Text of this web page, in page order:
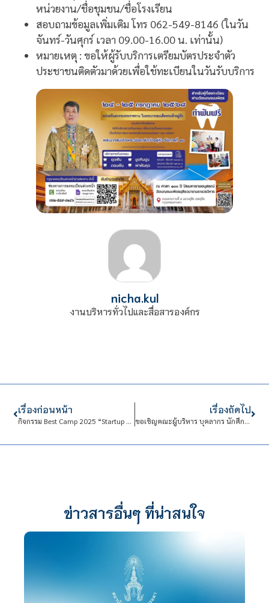
หน่วยงาน/ชื่อชุมชน/ชื่อโรงเรียน
สอบถามข้อมูลเพิ่มเติม โทร 062-549-8146 (ในวัน
จันทร์-วันศุกร์ เวลา 09.00-16.00 น. เท่านั้น)
หมายเหตุ : ขอให้ผู้รับบริการเตรียมบัตรประจำตัว
ประชาชนติดตัวมาด้วยเพื่อใช้ทะเบียนในวันรับบริการ
nicha.kul
งานบริหารทั่วไปและสื่อสารองค์กร
เรื่องก่อนหน้า
กิจกรรม Best Camp 2025 “Startup Kitchen War สงครามครัวด่วน” ค่ายที่ทั้ง มันส์จริง คิดจริง ขายจริง! สมัครฟรี
เรื่องถัดไป
ขอเชิญคณะผู้บริหาร บุคลากร นักศึกษาและนักเรียน ร่วมพิธีถวายจตุปัจจัยไทยธรรมพระสงฆ์ เนื่องในโอกาสวันเฉลิมพระชนมพรรษา
ข่าวสารอื่นๆ ที่น่าสนใจ